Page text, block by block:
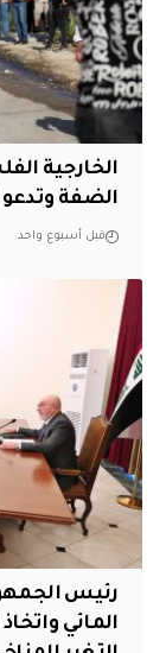
الخارجية
الضفة
قبل أسبوع واحد
رئيس
المائي